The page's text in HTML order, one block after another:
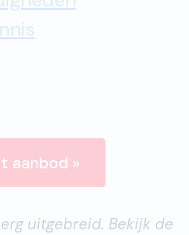
aanbod »
uitgebreid. Bekijk de